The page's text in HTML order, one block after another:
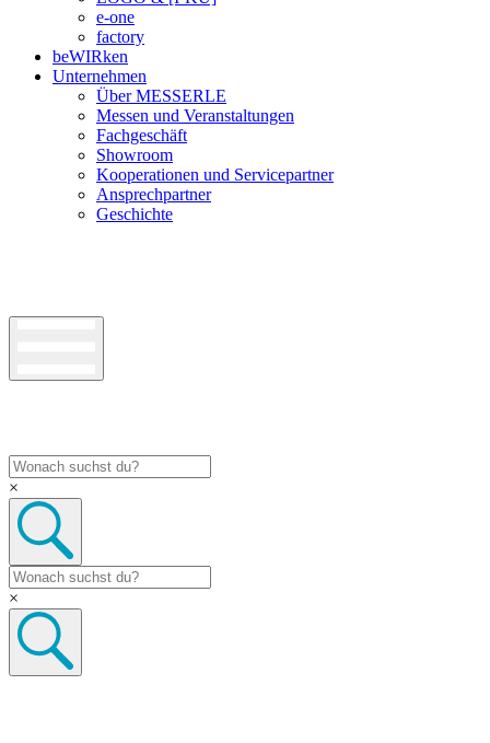
e-one
factory
beWIRken
Unternehmen
Über MESSERLE
Messen und Veranstaltungen
Fachgeschäft
Showroom
Kooperationen und Servicepartner
Ansprechpartner
Geschichte
×
×